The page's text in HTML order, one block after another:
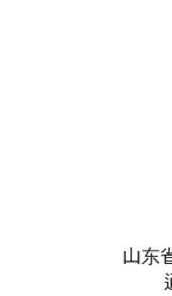
山东